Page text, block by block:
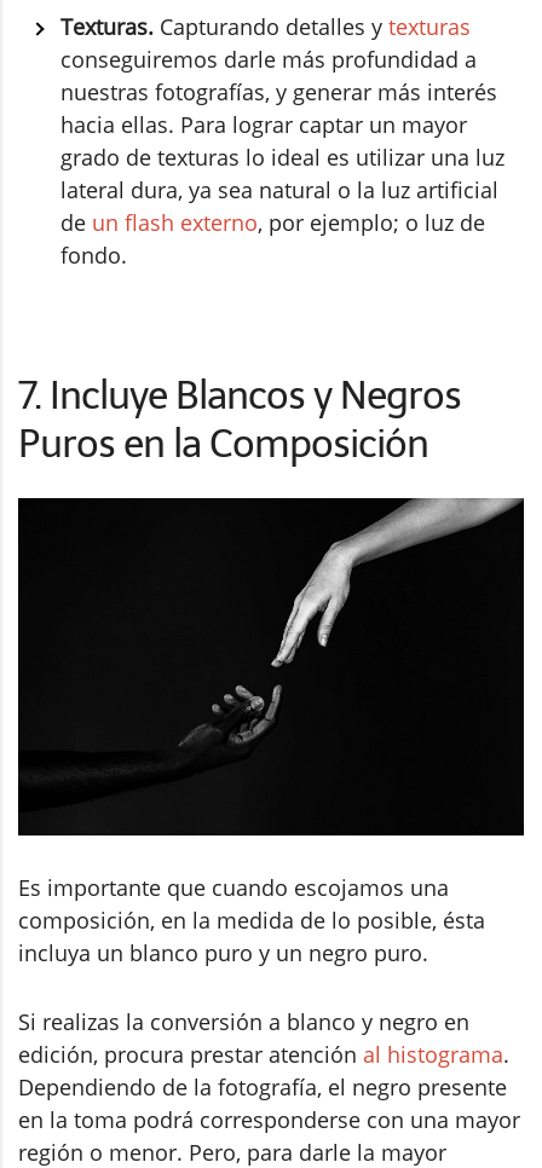
Texturas. Capturando detalles y texturas
conseguiremos darle más profundidad a
nuestras fotografías, y generar más interés
hacia ellas. Para lograr captar un mayor
grado de texturas lo ideal es utilizar una luz
lateral dura, ya sea natural o la luz artificial
de un flash externo, por ejemplo; o luz de
fondo.
7. Incluye Blancos y Negros
Puros en la Composición
Es importante que cuando escojamos una
composición, en la medida de lo posible, ésta
incluya un blanco puro y un negro puro.
Si realizas la conversión a blanco y negro en
edición, procura prestar atención al histograma.
Dependiendo de la fotografía, el negro presente
en la toma podrá corresponderse con una mayor
región o menor. Pero, para darle la mayor